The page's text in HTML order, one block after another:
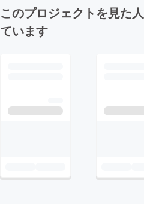
このプロジェクトを見た
ています